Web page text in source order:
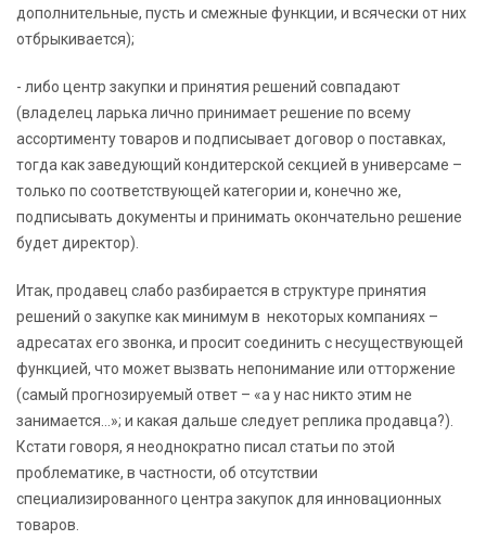
дополнительные, пусть и смежные функции, и всячески от них
отбрыкивается);
- либо центр закупки и принятия решений совпадают
(владелец ларька лично принимает решение по всему
ассортименту товаров и подписывает договор о поставках,
тогда как заведующий кондитерской секцией в универсаме –
только по соответствующей категории и, конечно же,
подписывать документы и принимать окончательно решение
будет директор).
Итак, продавец слабо разбирается в структуре принятия
решений о закупке как минимум в некоторых компаниях –
адресатах его звонка, и просит соединить с несуществующей
функцией, что может вызвать непонимание или отторжение
(самый прогнозируемый ответ – «а у нас никто этим не
занимается…»; и какая дальше следует реплика продавца?).
Кстати говоря, я неоднократно писал статьи по этой
проблематике, в частности, об отсутствии
специализированного центра закупок для инновационных
товаров.